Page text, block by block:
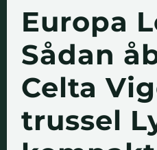
Europa
Sådan
Celta
trussel